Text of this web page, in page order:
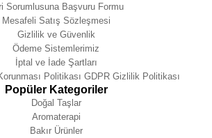
Sorumlusuna Başvuru Formu
Mesafeli Satış Sözleşmesi
Gizlilik ve Güvenlik
Ödeme Sistemlerimiz
İptal ve İade Şartları
Politikası GDPR Gizlilik Politikası
Popüler Kategoriler
Doğal Taşlar
Aromaterapi
Bakır Ürünler